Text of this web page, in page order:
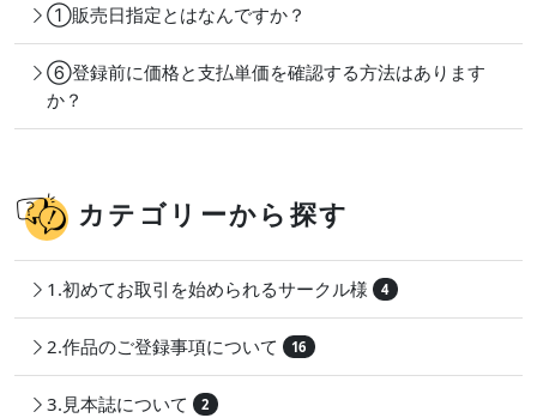
①販売日指定とはなんですか？
⑥登録前に価格と支払単価を確認する方法はあります
か？
カテゴリーから探す
1.初めてお取引を始められるサークル様 4
2.作品のご登録事項について 16
3.見本誌について 2